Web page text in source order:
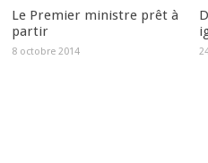
Le Premier ministre prêt à
partir
8 octobre 2014